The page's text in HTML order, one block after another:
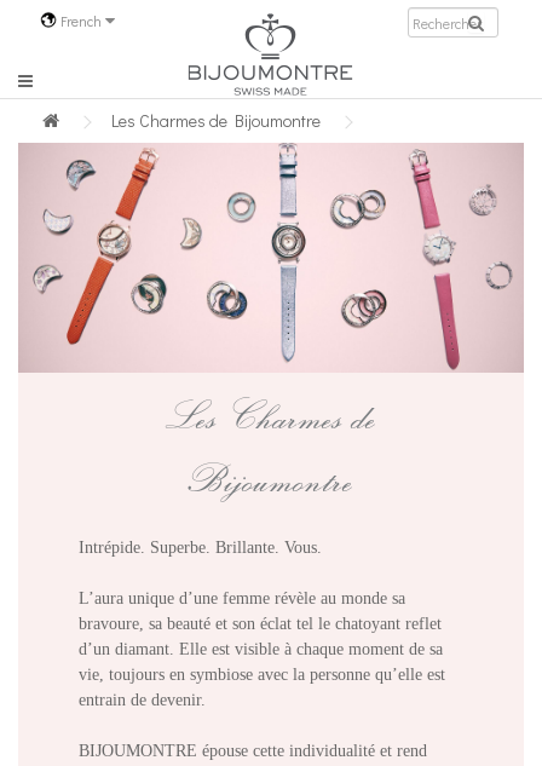
French
Les Charmes de Bijoumontre
Les Charmes de
Bijoumontre
Intrépide. Superbe. Brillante. Vous.
L’aura unique d’une femme révèle au monde sa
bravoure, sa beauté et son éclat tel le chatoyant reflet
d’un diamant. Elle est visible à chaque moment de sa
vie, toujours en symbiose avec la personne qu’elle est
entrain de devenir.
BIJOUMONTRE épouse cette individualité et rend